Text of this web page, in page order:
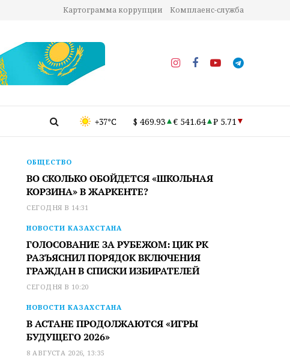
Картограмма коррупции Комплаенс-служба
+37°C $ 469.93 € 541.64 ₽ 5.71
ОБЩЕСТВО
ВО СКОЛЬКО ОБОЙДЕТСЯ «ШКОЛЬНАЯ
КОРЗИНА» В ЖАРКЕНТЕ?
СЕГОДНЯ В 14:31
НОВОСТИ КАЗАХСТАНА
ГОЛОСОВАНИЕ ЗА РУБЕЖОМ: ЦИК РК
РАЗЪЯСНИЛ ПОРЯДОК ВКЛЮЧЕНИЯ
ГРАЖДАН В СПИСКИ ИЗБИРАТЕЛЕЙ
СЕГОДНЯ В 10:20
НОВОСТИ КАЗАХСТАНА
В АСТАНЕ ПРОДОЛЖАЮТСЯ «ИГРЫ
БУДУЩЕГО 2026»
8 АВГУСТА 2026, 13:35